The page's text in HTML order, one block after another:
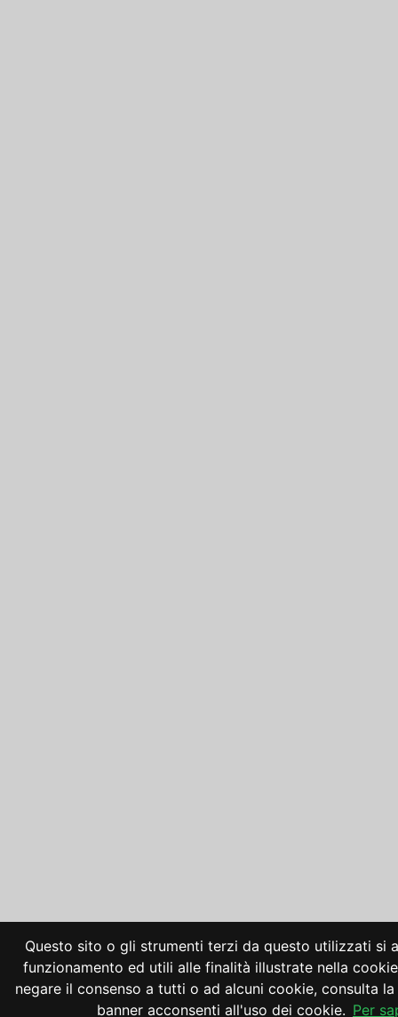
Questo sito o gli strumenti terzi da questo utilizzati si
funzionamento ed utili alle finalità illustrate nella
negare il consenso a tutti o ad alcuni cookie, consulta
banner acconsenti all'uso dei cookie. Per